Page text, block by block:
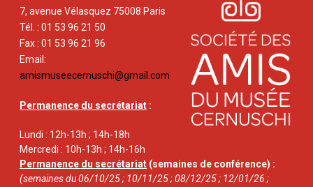
7, avenue Vélasquez 75008 Paris
Tél. : 01 53 96 21 50
Fax : 01 53 96 21 96
Email:
amismuseecernuschi@gmail.com
Permanence du secrétariat :
Lundi : 12h-13h ; 14h-18h
Mercredi : 10h-13h ; 14h-16h
Permanence du secrétariat (semaines de conférence) :
(semaines du 06/10/25 ; 10/11/25 ; 08/12/25 ; 12/01/26 ;